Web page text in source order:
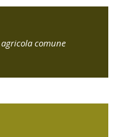
comune